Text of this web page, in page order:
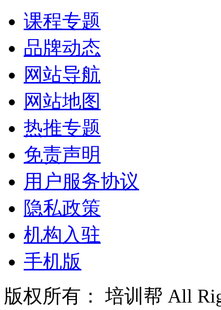
课程专题
品牌动态
网站导航
网站地图
热推专题
免责声明
用户服务协议
隐私政策
机构入驻
手机版
版权所有： 培训帮 All